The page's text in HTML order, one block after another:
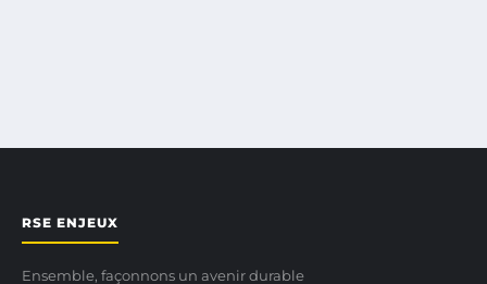
RSE ENJEUX
Ensemble, façonnons un avenir durable